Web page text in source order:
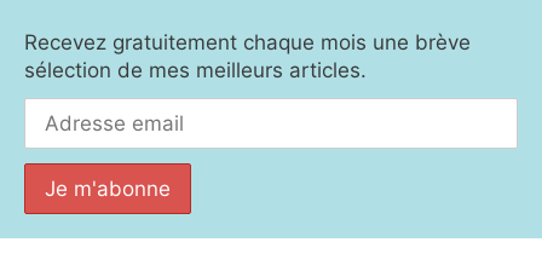
Recevez gratuitement chaque mois une brève
sélection de mes meilleurs articles.